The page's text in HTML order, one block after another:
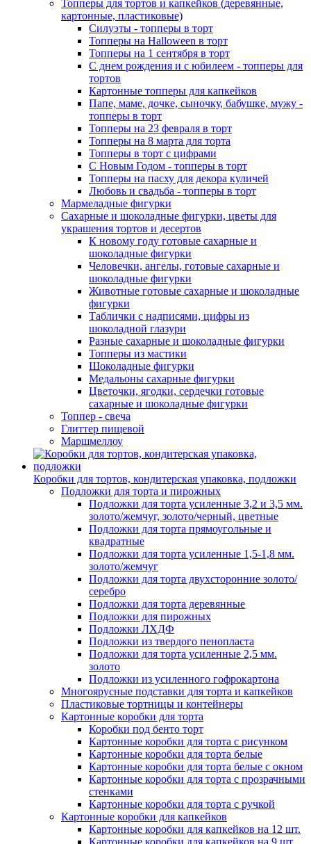
Топперы для тортов и капкейков (деревянные,
картонные, пластиковые)
Силуэты - топперы в торт
Топперы на Halloween в торт
Топперы на 1 сентября в торт
С днем рождения и с юбилеем - топперы для
тортов
Картонные топперы для капкейков
Папе, маме, дочке, сыночку, бабушке, мужу -
топперы в торт
Топперы на 23 февраля в торт
Топперы на 8 марта для торта
Топперы в торт с цифрами
С Новым Годом - топперы в торт
Топперы на пасху для декора куличей
Любовь и свадьба - топперы в торт
Мармеладные фигурки
Сахарные и шоколадные фигурки, цветы для
украшения тортов и десертов
К новому году готовые сахарные и
шоколадные фигурки
Человечки, ангелы, готовые сахарные и
шоколадные фигурки
Животные готовые сахарные и шоколадные
фигурки
Таблички с надписями, цифры из
шоколадной глазури
Разные сахарные и шоколадные фигурки
Топперы из мастики
Шоколадные фигурки
Медальоны сахарные фигурки
Цветочки, ягодки, сердечки готовые
сахарные и шоколадные фигурки
Топпер - свеча
Глиттер пищевой
Маршмеллоу
Коробки для тортов, кондитерская упаковка, подложки
Подложки для торта и пирожных
Подложки для торта усиленные 3,2 и 3,5 мм.
золото/жемчуг, золото/черный, цветные
Подложки для торта прямоугольные и
квадратные
Подложки для торта усиленные 1,5-1,8 мм.
золото/жемчуг
Подложки для торта двухсторонние золото/
серебро
Подложки для торта деревянные
Подложки для пирожных
Подложки ЛХДФ
Подложки из твердого пенопласта
Подложки для торта усиленные 2,5 мм.
золото
Подложки из усиленного гофрокартона
Многоярусные подставки для торта и капкейков
Пластиковые тортницы и контейнеры
Картонные коробки для торта
Коробки под бенто торт
Картонные коробки для торта с рисунком
Картонные коробки для торта белые
Картонные коробки для торта белые с окном
Картонные коробки для торта с прозрачными
стенками
Картонные коробки для торта с ручкой
Картонные коробки для капкейков
Картонные коробки для капкейков на 12 шт.
Картонные коробки для капкейков на 9 шт.